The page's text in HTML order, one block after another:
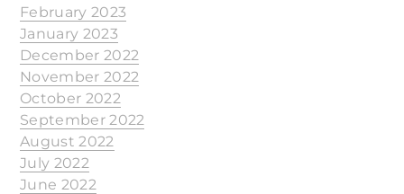
February 2023
January 2023
December 2022
November 2022
October 2022
September 2022
August 2022
July 2022
June 2022